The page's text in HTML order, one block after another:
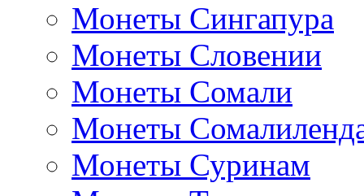
Монеты Сингапура
Монеты Словении
Монеты Сомали
Монеты
Монеты Суринам